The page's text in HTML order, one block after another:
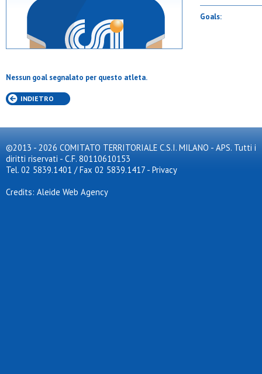
Goals:
Nessun goal segnalato per questo atleta.
INDIETRO
©2013 - 2026 COMITATO TERRITORIALE C.S.I. MILANO - APS. Tutti i
diritti riservati - C.F. 80110610153
Tel. 02 5839.1401 / Fax 02 5839.1417 - Privacy
Credits: Aleide Web Agency